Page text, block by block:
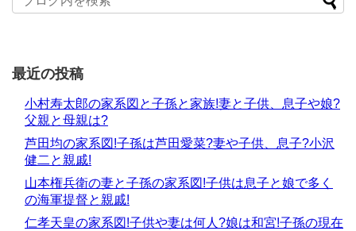
最近の投稿
小村寿太郎の家系図と子孫と家族!妻と子供、息子や娘?
父親と母親は?
芦田均の家系図!子孫は芦田愛菜?妻や子供、息子?小沢
健二と親戚!
山本権兵衛の妻と子孫の家系図!子供は息子と娘で多く
の海軍提督と親戚!
仁孝天皇の家系図!子供や妻は何人?娘は和宮!子孫の現在